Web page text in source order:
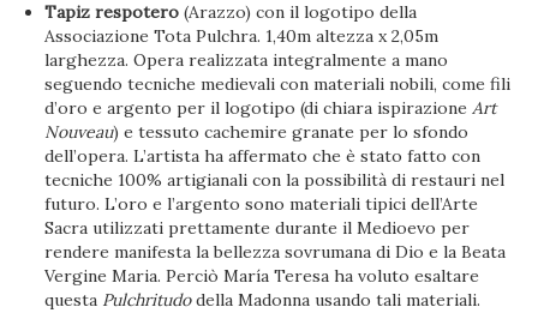
Tapiz respotero (Arazzo) con il logotipo della
Associazione Tota Pulchra. 1,40m altezza x 2,05m
larghezza. Opera realizzata integralmente a mano
seguendo tecniche medievali con materiali nobili, come fili
d’oro e argento per il logotipo (di chiara ispirazioneArt
Nouveau) e tessuto cachemire granate per lo sfondo
dell’opera. L’artista ha affermato che è stato fatto con
tecniche 100% artigianali con la possibilità di restauri nel
futuro. L’oro e l’argento sono materiali tipici dell’Arte
Sacra utilizzati prettamente durante il Medioevo per
rendere manifesta la bellezza sovrumana di Dio e la Beata
Vergine Maria. Perciò María Teresa ha voluto esaltare
questa Pulchritudodella Madonna usando tali materiali.